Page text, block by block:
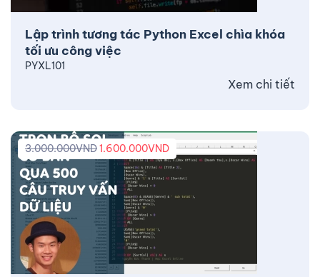
Lập trình tương tác Python Excel chìa khóa
tối ưu công việc
PYXL101
Xem chi tiết
3.000.000VND1.600.000VND